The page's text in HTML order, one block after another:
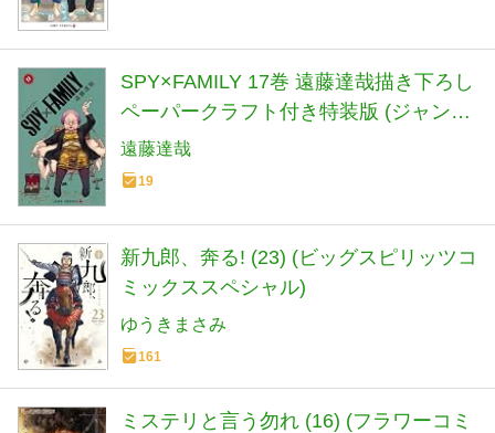
SPY×FAMILY 17巻 遠藤達哉描き下ろし
ペーパークラフト付き特装版 (ジャンプ
コミックス)
遠藤達哉
19
新九郎、奔る! (23) (ビッグスピリッツコ
ミックススペシャル)
ゆうきまさみ
161
ミステリと言う勿れ (16) (フラワーコミ